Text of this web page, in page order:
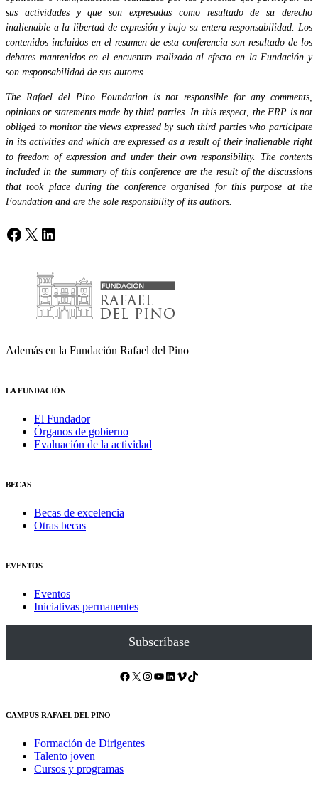
sus actividades y que son expresadas como resultado de su derecho
inalienable a la libertad de expresión y bajo su entera responsabilidad. Los
contenidos incluidos en el resumen de esta conferencia son resultado de los
debates mantenidos en el encuentro realizado al efecto en la Fundación y
son responsabilidad de sus autores.
The Rafael del Pino Foundation is not responsible for any comments,
opinions or statements made by third parties. In this respect, the FRP is not
obliged to monitor the views expressed by such third parties who participate
in its activities and which are expressed as a result of their inalienable right
to freedom of expression and under their own responsibility. The contents
included in the summary of this conference are the result of the discussions
that took place during the conference organised for this purpose at the
Foundation and are the sole responsibility of its authors.
Facebook
X LinkedIn
Además en la Fundación Rafael del Pino
LA FUNDACIÓN
El Fundador
Órganos de gobierno
Evaluación de la actividad
BECAS
Becas de excelencia
Otras becas
EVENTOS
Eventos
Iniciativas permanentes
Subscríbase
Facebook X Instagram YouTube LinkedIn Vimeo TikTok
CAMPUS RAFAEL DEL PINO
Formación de Dirigentes
Talento joven
Cursos y programas